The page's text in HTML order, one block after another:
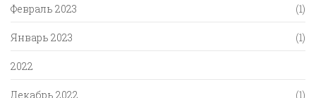
Февраль 2023 (1)
Январь 2023 (1)
2022
Декабрь 2022 (1)